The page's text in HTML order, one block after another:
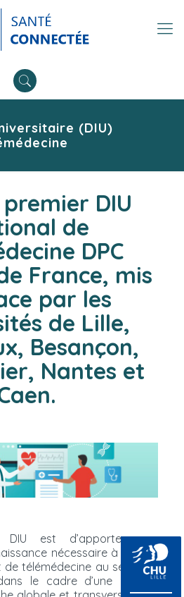
(DIU)
premier DIU
de
DPC
France, mis
par les
de Lille,
Besançon,
Nantes et
est d’apporter aux
nécessaire à la mise
télémédecine au sein d’un
le cadre d’une activité